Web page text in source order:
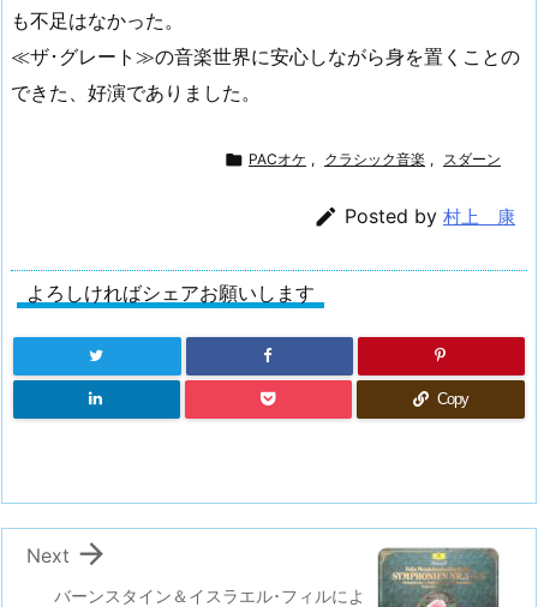
も不足はなかった。
≪ザ･グレート≫の音楽世界に安心しながら身を置くことの
できた、好演でありました。
 PACオケ , クラシック音楽 , スダーン
 Posted by 村上 康
よろしければシェアお願いします
Copy
バーンスタイン＆イスラエル･フィルによ

Next